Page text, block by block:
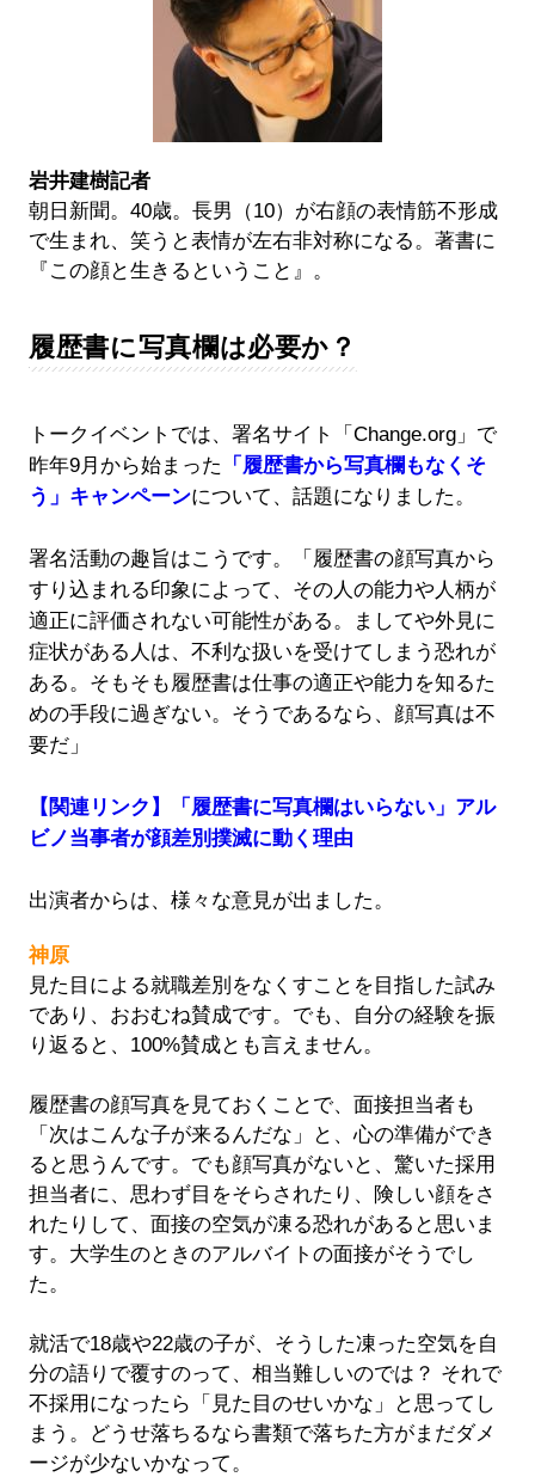
岩井建樹記者
朝日新聞。40歳。長男（10）が右顔の表情筋不形成
で生まれ、笑うと表情が左右非対称になる。著書に
『この顔と生きるということ』。
履歴書に写真欄は必要か？
トークイベントでは、署名サイト「Change.org」で
昨年9月から始まった 「履歴書から写真欄もなくそ
う」キャンペーンについて、話題になりました。
署名活動の趣旨はこうです。「履歴書の顔写真から
すり込まれる印象によって、その人の能力や人柄が
適正に評価されない可能性がある。ましてや外見に
症状がある人は、不利な扱いを受けてしまう恐れが
ある。そもそも履歴書は仕事の適正や能力を知るた
めの手段に過ぎない。そうであるなら、顔写真は不
要だ」
【関連リンク】「履歴書に写真欄はいらない」アル
ビノ当事者が顔差別撲滅に動く理由
出演者からは、様々な意見が出ました。
神原
見た目による就職差別をなくすことを目指した試み
であり、おおむね賛成です。でも、自分の経験を振
り返ると、100%賛成とも言えません。
履歴書の顔写真を見ておくことで、面接担当者も
「次はこんな子が来るんだな」と、心の準備ができ
ると思うんです。でも顔写真がないと、驚いた採用
担当者に、思わず目をそらされたり、険しい顔をさ
れたりして、面接の空気が凍る恐れがあると思いま
す。大学生のときのアルバイトの面接がそうでし
た。
就活で18歳や22歳の子が、そうした凍った空気を自
分の語りで覆すのって、相当難しいのでは？ それで
不採用になったら「見た目のせいかな」と思ってし
まう。どうせ落ちるなら書類で落ちた方がまだダメ
ージが少ないかなって。